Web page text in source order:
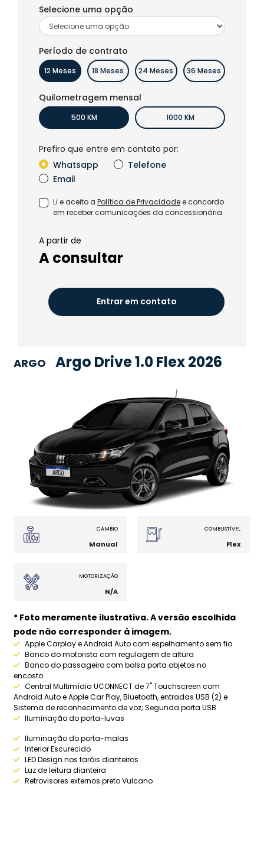
ARGO Argo Drive 1.0 Flex 2026
CÂMBIO
Manual
COMBUSTÍVEL
Flex
MOTORIZAÇÃO
N/A
* Foto meramente ilustrativa. A versão escolhida
pode não corresponder à imagem.
Apple Carplay e Android Auto com espelhamento sem fio
Banco do motorista com regulagem de altura
Banco do passageiro com bolsa porta objetos no
encosto
Central Multimídia UCONNECT de 7" Touchscreen com
Android Auto e Apple Car Play, Bluetooth, entradas USB (2) e
Sistema de reconhecimento de voz; Segunda porta USB
Iluminação do porta-luvas
Iluminação do porta-malas
Interior Escurecido
LED Design nos faróis dianteiros
Luz de leitura dianteira
Retrovisores externos preto Vulcano
Selecione uma opção
Período de contrato
12 Meses 18 Meses 24 Meses 36 Meses
Quilometragem mensal
500 KM 1000 KM
Prefiro que entre em contato por:
Whatsapp
Telefone
Email
Li e aceito a Política de Privacidadee concordo
em receber comunicações da concessionária.
A partir de
A consultar
Entrar em contato